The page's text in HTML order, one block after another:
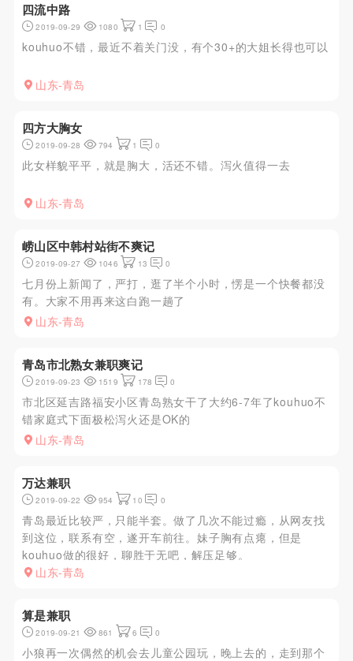
四流中路
2019-09-29 1080 1 0
kouhuo不错，最近不着关门没，有个30+的大姐长得也可以
山东-青岛
四方大胸女
2019-09-28 794 1 0
此女样貌平平，就是胸大，活还不错。泻火值得一去
山东-青岛
崂山区中韩村站街不爽记
2019-09-27 1046 13 0
七月份上新闻了，严打，逛了半个小时，愣是一个快餐都没
有。大家不用再来这白跑一趟了
山东-青岛
青岛市北熟女兼职爽记
2019-09-23 1519 178 0
市北区延吉路福安小区青岛熟女干了大约6-7年了kouhuo不
错家庭式下面极松泻火还是OK的
山东-青岛
万达兼职
2019-09-22 954 10 0
青岛最近比较严，只能半套。做了几次不能过瘾，从网友找
到这位，联系有空，遂开车前往。妹子胸有点瘪，但是
kouhuo做的很好，聊胜于无吧，解压足够。
山东-青岛
算是兼职
2019-09-21 861 6 0
小狼再一次偶然的机会去儿童公园玩，晚上去的，走到那个